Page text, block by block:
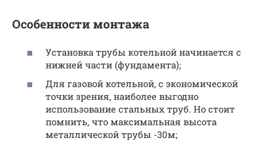
Особенности монтажа
Установка трубы котельной начинается с
нижней части (фундамента);
Для газовой котельной, с экономической
точки зрения, наиболее выгодно
использование стальных труб. Но стоит
помнить, что максимальная высота
металлической трубы -30м;